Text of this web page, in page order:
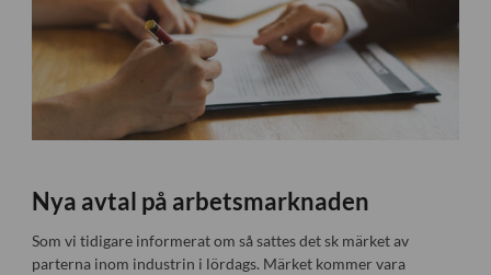
Nya avtal på arbetsmarknaden
Som vi tidigare informerat om så sattes det sk märket av
parterna inom industrin i lördags. Märket kommer vara